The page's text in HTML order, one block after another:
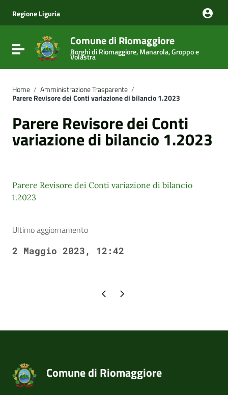
Vai al menu di navigazione
Vai al footer
Regione Liguria
Attiva / disattiva la navigazione
Comune di Riomaggiore
Borghi di Riomaggiore, Manarola, Groppo e
Volastra
Home / Amministrazione Trasparente /
Parere Revisore dei Conti variazione di bilancio 1.2023
Parere Revisore dei Conti
variazione di bilancio 1.2023
Parere Revisore dei Conti variazione di bilancio
1.2023
Ultimo aggiornamento
2 Maggio 2023, 12:42
Pagina precedente
Pagina successiva
Comune di Riomaggiore